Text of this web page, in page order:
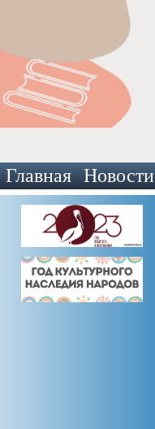
Главная Новости